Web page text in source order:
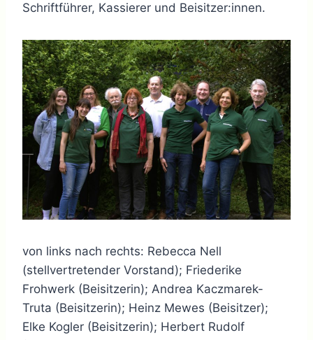
Schriftführer, Kassierer und Beisitzer:innen.
von links nach rechts: Rebecca Nell
(stellvertretender Vorstand); Friederike
Frohwerk (Beisitzerin); Andrea Kaczmarek-
Truta (Beisitzerin); Heinz Mewes (Beisitzer);
Elke Kogler (Beisitzerin); Herbert Rudolf